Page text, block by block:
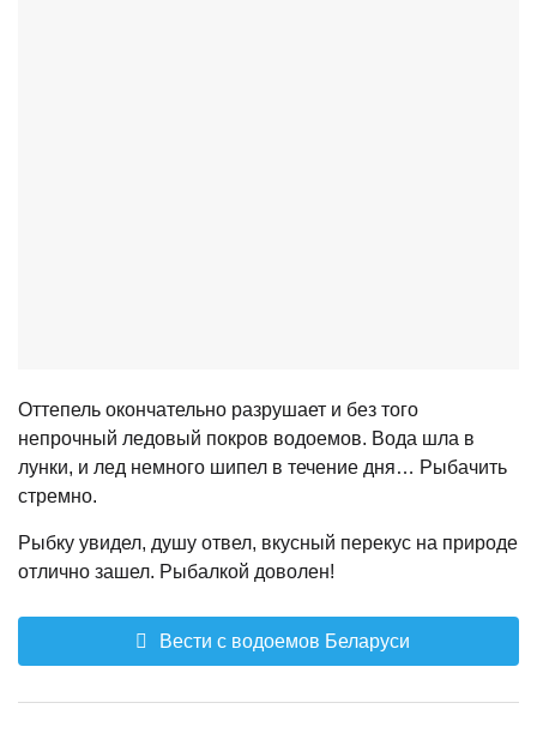
Оттепель окончательно разрушает и без того
непрочный ледовый покров водоемов. Вода шла в
лунки, и лед немного шипел в течение дня… Рыбачить
стремно.
Рыбку увидел, душу отвел, вкусный перекус на природе
отлично зашел. Рыбалкой доволен!
Вести с водоемов Беларуси